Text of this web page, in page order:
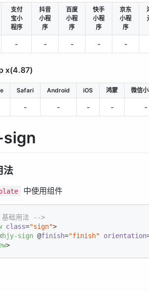
支付
宝小
程序
抖音
小程
序
百度
小程
序
快手
小程
序
京东
小程
序
- - - - -
x(4.87)
Safari Android iOS 鸿蒙 微信
- - - - -
法
中使用组件
础用法 -->
class="sign">
hjy-sign @finish="finish" orientation
>